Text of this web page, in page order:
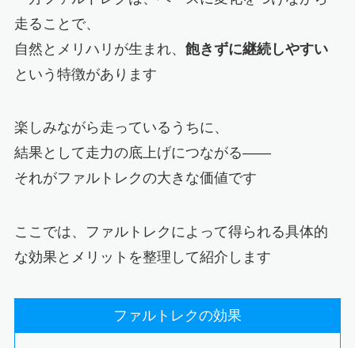
走ることで、
自然とメリハリが生まれ、 飽きずに継続しやすい
という特徴があります
楽しみながら走っているうちに、
結果として走力の底上げにつながる――
それがファルトレクの大きな価値です
ここでは、ファルトレクによって得られる具体的
な効果とメリットを整理して紹介します
ファルトレクの効果